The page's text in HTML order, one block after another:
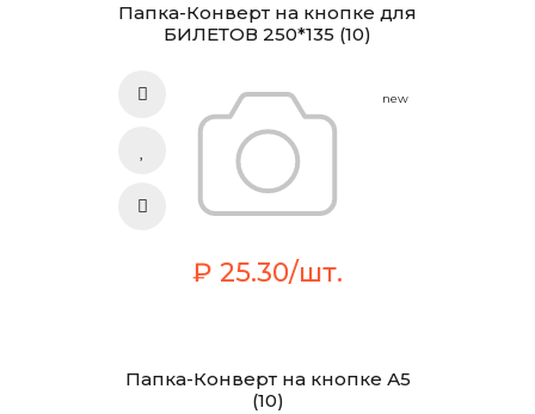
Папка-Конверт на кнопке для
БИЛЕТОВ 250*135 (10)
new
₽ 25.30/шт.
Папка-Конверт на кнопке А5
(10)